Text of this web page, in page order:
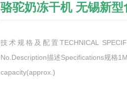
骆驼奶冻干机 无锡新
技术规格及配置TECHNICAL
No.Description描述Specifications规格
capacity(approx.)